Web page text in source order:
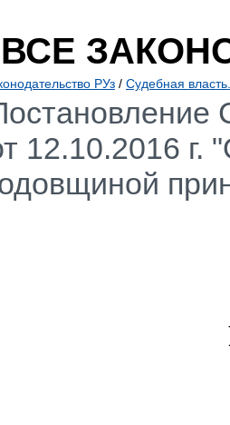
ВСЕ
РУз / Судебная
12.10.2016 г.